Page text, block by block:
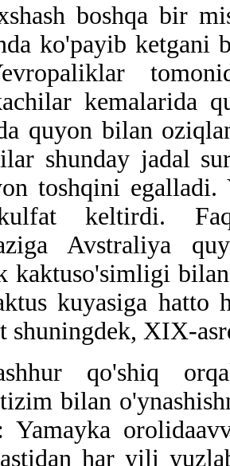
boshqa bir
ko'payib ketgani
kemalarida
quyon bilan
shunday jadal
toshqini
keltirdi.
Avstraliya
kaktuso'simligi
kuyasiga hatto
shuningdek, XIX-
qo'shiq
bilan
Yamayka
har yili